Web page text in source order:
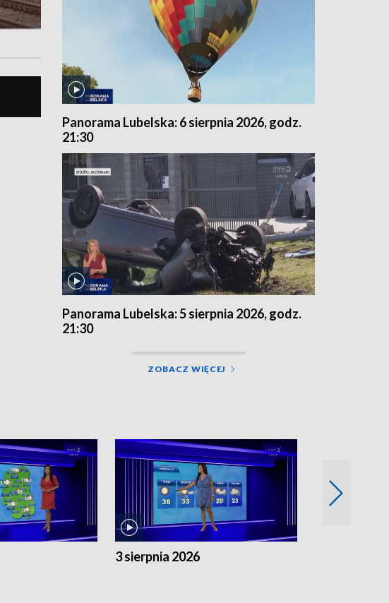
Panorama Lubelska: 6 sierpnia 2026, godz.
21:30
Panorama Lubelska: 5 sierpnia 2026, godz.
21:30
ZOBACZ WIĘCEJ
3 sierpnia 2026